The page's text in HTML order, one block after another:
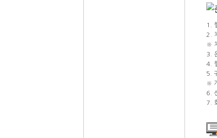
1.
2.
※
3.
4.
5.
※
6.
7.